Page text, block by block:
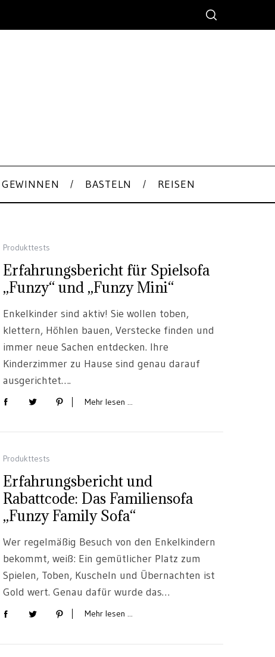
GEWINNEN BASTELN REISEN
Produkttests
Erfahrungsbericht für Spielsofa
„Funzy“ und „Funzy Mini“
Enkelkinder sind aktiv! Sie wollen toben,
klettern, Höhlen bauen, Verstecke finden und
immer neue Sachen entdecken. Ihre
Kinderzimmer zu Hause sind genau darauf
ausgerichtet….
Mehr lesen ...
Produkttests
Erfahrungsbericht und
Rabattcode: Das Familiensofa
„Funzy Family Sofa“
Wer regelmäßig Besuch von den Enkelkindern
bekommt, weiß: Ein gemütlicher Platz zum
Spielen, Toben, Kuscheln und Übernachten ist
Gold wert. Genau dafür wurde das…
Mehr lesen ...